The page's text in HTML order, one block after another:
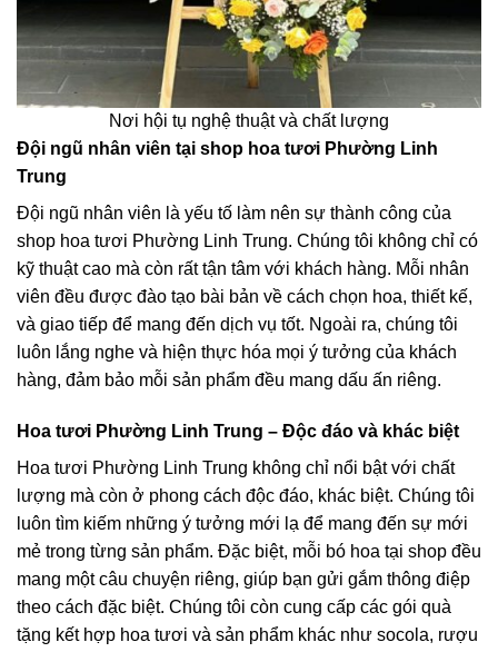
Nơi hội tụ nghệ thuật và chất lượng
Đội ngũ nhân viên tại shop hoa tươi Phường Linh
Trung
Đội ngũ nhân viên là yếu tố làm nên sự thành công của
shop hoa tươi Phường Linh Trung. Chúng tôi không chỉ có
kỹ thuật cao mà còn rất tận tâm với khách hàng. Mỗi nhân
viên đều được đào tạo bài bản về cách chọn hoa, thiết kế,
và giao tiếp để mang đến dịch vụ tốt. Ngoài ra, chúng tôi
luôn lắng nghe và hiện thực hóa mọi ý tưởng của khách
hàng, đảm bảo mỗi sản phẩm đều mang dấu ấn riêng.
Hoa tươi Phường Linh Trung – Độc đáo và khác biệt
Hoa tươi Phường Linh Trung không chỉ nổi bật với chất
lượng mà còn ở phong cách độc đáo, khác biệt. Chúng tôi
luôn tìm kiếm những ý tưởng mới lạ để mang đến sự mới
mẻ trong từng sản phẩm. Đặc biệt, mỗi bó hoa tại shop đều
mang một câu chuyện riêng, giúp bạn gửi gắm thông điệp
theo cách đặc biệt. Chúng tôi còn cung cấp các gói quà
tặng kết hợp hoa tươi và sản phẩm khác như socola, rượu